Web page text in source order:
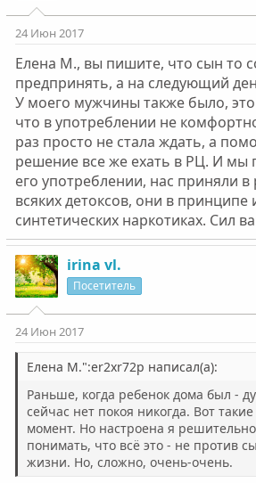
24 Июн 2017
Елена М., вы пишите, что сын то
предпринять, а на следующий
У моего мужчины также было, это
что в употреблении не
раз просто не стала ждать, а
решение все же ехать в РЦ. И мы
его употреблении, нас приняли
всяких детоксов, они в
синтетических наркотиках. Сил
irina vl.
Посетитель
24 Июн 2017
Елена М.":er2xr72p написал(а):
Раньше, когда ребенок дома был -
сейчас нет покоя никогда. Вот
момент. Но настроена я
понимать, что всё это - не против
жизни. Но, сложно, очень-очень.